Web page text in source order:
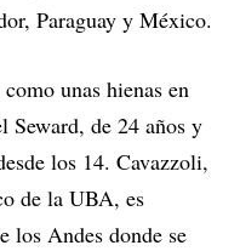
Paraguay y México.
unas hienas en
Seward, de 24 años y
los 14. Cavazzoli,
de la UBA, es
los Andes donde se